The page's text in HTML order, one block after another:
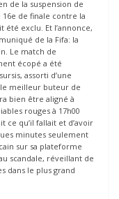
de la suspension de
de finale contre la
été exclu. Et l’annonce,
de la Fifa: la
Le match de
écopé a été
assorti d’une
le meilleur buteur de
bien être aligné à
rouges à 17h00
ce qu’il fallait et d’avoir
minutes seulement
sur sa plateforme
scandale, réveillant de
dans le plus grand